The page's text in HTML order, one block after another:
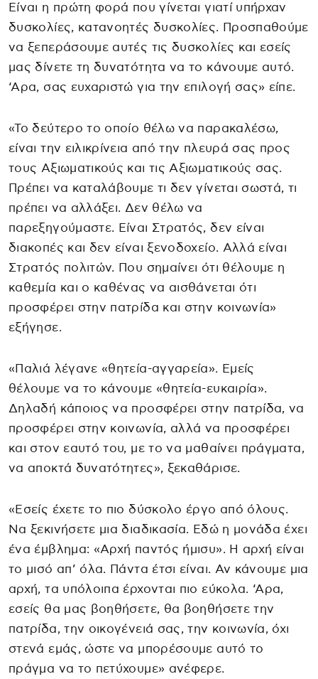
Είναι η πρώτη φορά που γίνεται γιατί υπήρχαν
δυσκολίες, κατανοητές δυσκολίες. Προσπαθούμε
να ξεπεράσουμε αυτές τις δυσκολίες και εσείς
μας δίνετε τη δυνατότητα να το κάνουμε αυτό.
‘Αρα, σας ευχαριστώ για την επιλογή σας» είπε.
«Το δεύτερο το οποίο θέλω να παρακαλέσω,
είναι την ειλικρίνεια από την πλευρά σας προς
τους Αξιωματικούς και τις Αξιωματικούς σας.
Πρέπει να καταλάβουμε τι δεν γίνεται σωστά, τι
πρέπει να αλλάξει. Δεν θέλω να
παρεξηγούμαστε. Είναι Στρατός, δεν είναι
διακοπές και δεν είναι ξενοδοχείο. Αλλά είναι
Στρατός πολιτών. Που σημαίνει ότι θέλουμε η
καθεμία και ο καθένας να αισθάνεται ότι
προσφέρει στην πατρίδα και στην κοινωνία»
εξήγησε.
«Παλιά λέγανε «θητεία-αγγαρεία». Εμείς
θέλουμε να το κάνουμε «θητεία-ευκαιρία».
Δηλαδή κάποιος να προσφέρει στην πατρίδα, να
προσφέρει στην κοινωνία, αλλά να προσφέρει
και στον εαυτό του, με το να μαθαίνει πράγματα,
να αποκτά δυνατότητες», ξεκαθάρισε.
«Εσείς έχετε το πιο δύσκολο έργο από όλους.
Να ξεκινήσετε μια διαδικασία. Εδώ η μονάδα έχει
ένα έμβλημα: «Αρχή παντός ήμισυ». Η αρχή είναι
το μισό απ’ όλα. Πάντα έτσι είναι. Αν κάνουμε μια
αρχή, τα υπόλοιπα έρχονται πιο εύκολα. ‘Αρα,
εσείς θα μας βοηθήσετε, θα βοηθήσετε την
πατρίδα, την οικογένειά σας, την κοινωνία, όχι
στενά εμάς, ώστε να μπορέσουμε αυτό το
πράγμα να το πετύχουμε» ανέφερε.